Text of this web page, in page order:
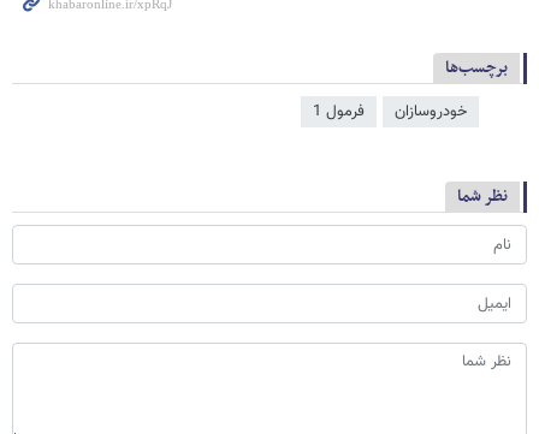
برچسب‌ها
خودروسازان فرمول 1
نظر شما